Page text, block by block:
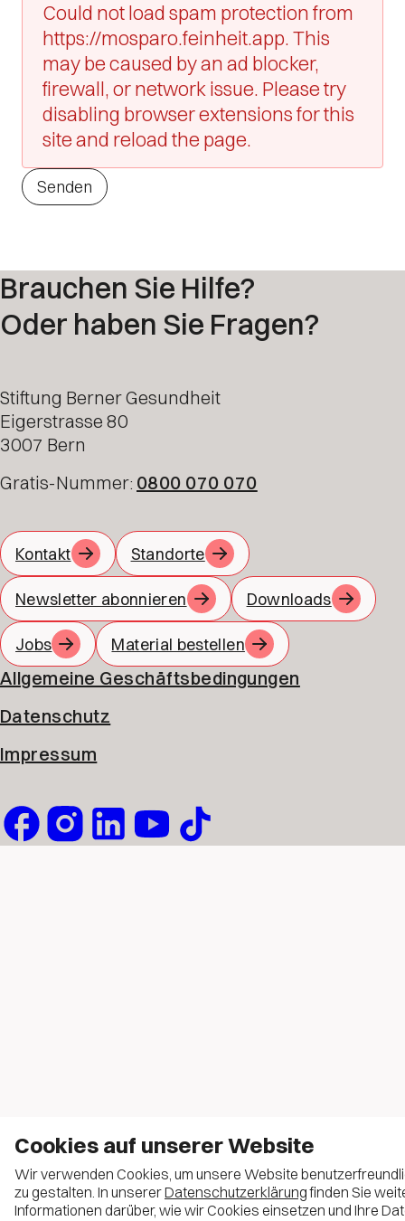
Could not load spam protection from
https://mosparo.feinheit.app. This
may be caused by an ad blocker,
firewall, or network issue. Please try
disabling browser extensions for this
site and reload the page.
Senden
Brauchen Sie Hilfe?
Oder haben Sie Fragen?
Stiftung Berner Gesundheit
Eigerstrasse 80
3007 Bern
Gratis-Nummer: 0800 070 070
Kontakt Standorte
Newsletter abonnieren Downloads
Jobs Material bestellen
Allgemeine Geschäftsbedingungen
Datenschutz
Impressum
Cookies auf unserer Website
Wir verwenden Cookies, um unsere Website
zu gestalten. In unsererDatenschutzerklärungfinden Sie
Informationen darüber, wie wir Cookies einsetzen und Ihre